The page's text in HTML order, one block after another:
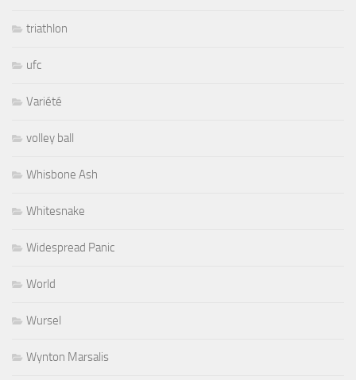
triathlon
ufc
Variété
volley ball
Whisbone Ash
Whitesnake
Widespread Panic
World
Wursel
Wynton Marsalis